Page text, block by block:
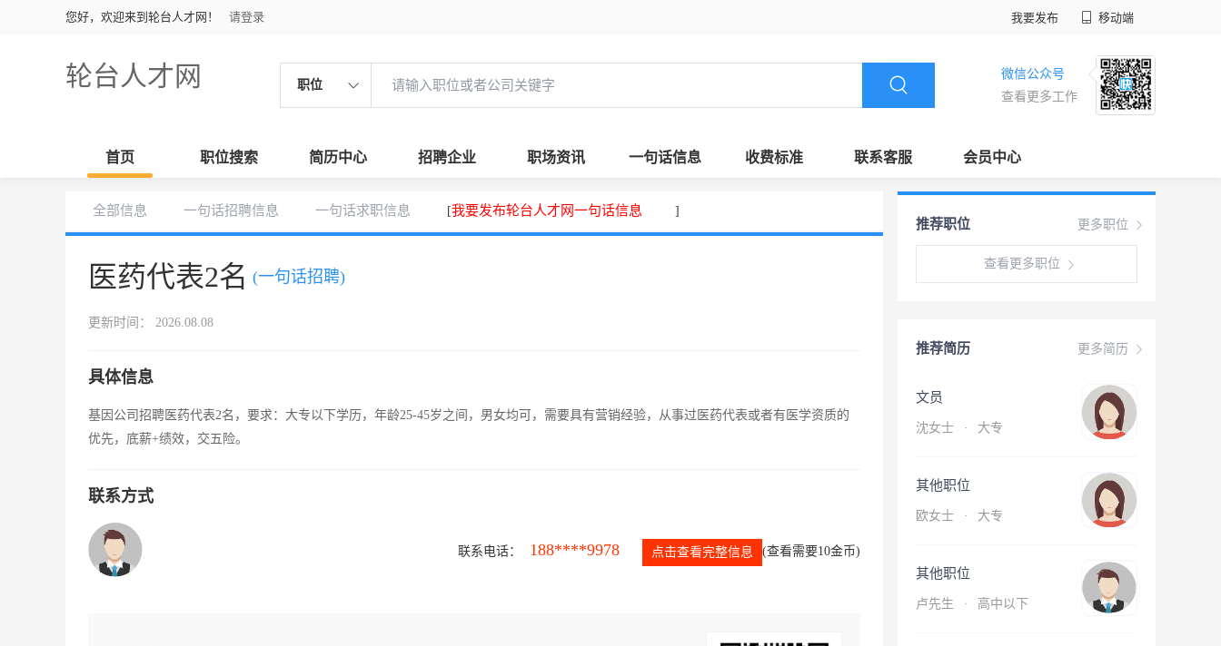
您好，欢迎来到轮台人才网！ 请登录 我要发布 移动端
轮台人才网 职位
微信公众号
查看更多工作
首页 职位搜索 简历中心 招聘企业 职场资讯 一句话信息 收费标准 联系客服 会员中心
全部信息 一句话招聘信息 一句话求职信息 [我要发布轮台人才网一句话信息 ]
医药代表2名 (一句话招聘)
更新时间： 2026.08.08
具体信息
基因公司招聘医药代表2名，要求：大专以下学历，年龄25-45岁之间，男女均可，需要具有营销经验，从事过医药代表或者有医学资质的
优先，底薪+绩效，交五险。
联系方式
联系电话： 188****9978 点击查看完整信息 (查看需要10金币)
更多职位
推荐职位
查看更多职位
更多简历
推荐简历
文员
沈女士 · 大专
其他职位
欧女士 · 大专
其他职位
卢先生 · 高中以下